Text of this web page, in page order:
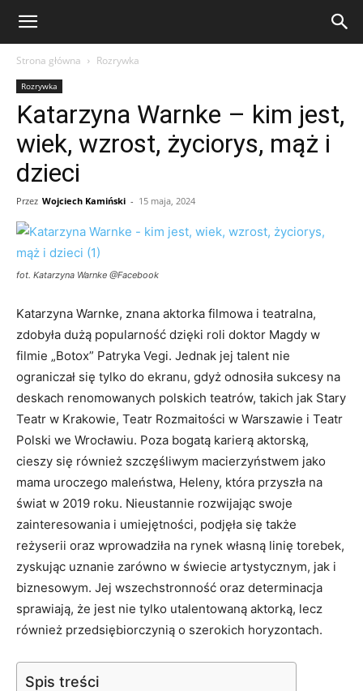
eFakty24.pl
Strona główna Rozrywka
Rozrywka
Katarzyna Warnke – kim jest,
wiek, wzrost, życiorys, mąż i
dzieci
Przez Wojciech Kamiński - 15 maja, 2024
fot. Katarzyna Warnke @Facebook
Katarzyna Warnke, znana aktorka filmowa i teatralna,
zdobyła dużą popularność dzięki roli doktor Magdy w
filmie „Botox” Patryka Vegi. Jednak jej talent nie
ograniczał się tylko do ekranu, gdyż odnosiła sukcesy na
deskach renomowanych polskich teatrów, takich jak Stary
Teatr w Krakowie, Teatr Rozmaitości w Warszawie i Teatr
Polski we Wrocławiu. Poza bogatą karierą aktorską,
cieszy się również szczęśliwym macierzyństwem jako
mama uroczego maleństwa, Heleny, która przyszła na
świat w 2019 roku. Nieustannie rozwijając swoje
zainteresowania i umiejętności, podjęła się także
reżyserii oraz wprowadziła na rynek własną linię torebek,
zyskując uznanie zarówno w świecie artystycznym, jak i
biznesowym. Jej wszechstronność oraz determinacja
sprawiają, że jest nie tylko utalentowaną aktorką, lecz
również przedsiębiorczynią o szerokich horyzontach.
Spis treści